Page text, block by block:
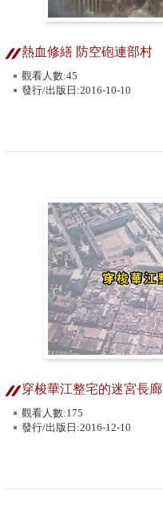
熱血修繕 防空砲連部村
觀看人數:45
發行/出版日:2016-10-10
穿梭華江整宅的迷宮長廊
觀看人數:175
發行/出版日:2016-12-10